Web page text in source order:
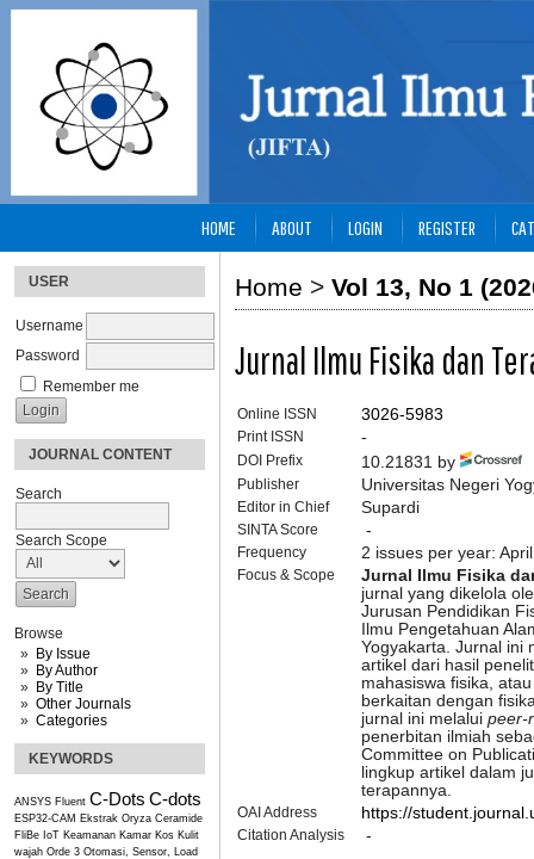
USER
Username
Password
Remember me
JOURNAL CONTENT
Search
Search Scope
Browse
By Issue
By Author
By Title
Other Journals
Categories
KEYWORDS
ANSYS Fluent C-Dots C-dots
ESP32-CAM Ekstrak Oryza Ceramide
FliBe IoT Keamanan Kamar Kos Kulit
wajah Orde 3 Otomasi, Sensor, Load
HOME ABOUT LOGIN REGISTER
Home > Vol 13, No 1
Jurnal Ilmu Fisika dan
Online ISSN 3026-5983
Print ISSN -
DOI Prefix 10.21831 by
Publisher Universitas Negeri
Editor in Chief Supardi
SINTA Score -
Frequency 2 issues per year:
Focus & Scope
Jurnal Ilmu Fisika
jurnal yang dikelola
Jurusan Pendidikan
Ilmu Pengetahuan
Yogyakarta. Jurnal ini
artikel dari hasil
mahasiswa fisika,
berkaitan dengan
jurnal ini melalui peer-
penerbitan ilmiah
Committee on
lingkup artikel dalam
terapannya.
OAI Address https://
Citation Analysis -